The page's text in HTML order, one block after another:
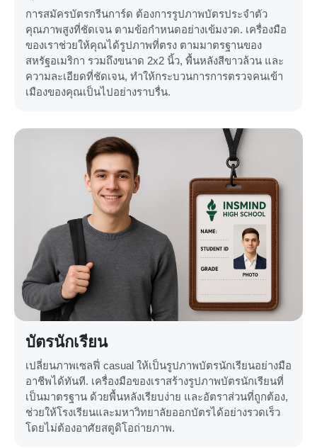
การสมัครบัตรกรีนการ์ด ต้องการรูปภาพบัตรประจำตัว
คุณภาพสูงที่ชัดเจน ตามข้อกำหนดอย่างเข้มงวด. เครื่องมือ
ของเราช่วยให้คุณได้รูปภาพที่ตรง ตามมาตรฐานของ
สหรัฐอเมริกา รวมถึงขนาด 2x2 นิ้ว, พื้นหลังสีขาวล้วน และ
ความละเอียดที่ชัดเจน, ทำให้กระบวนการการตรวจคนเข้า
เมืองของคุณเป็นไปอย่างราบรื่น.
บัตรนักเรียน
เปลี่ยนภาพเซลฟี่ casual ให้เป็นรูปภาพบัตรนักเรียนอย่างมือ
อาชีพได้ทันที. เครื่องมือของเราสร้างรูปภาพบัตรนักเรียนที่
เป็นมาตรฐาน ด้วยพื้นหลังเรียบง่าย และอัตราส่วนที่ถูกต้อง,
ช่วยให้โรงเรียนและมหาวิทยาลัยออกบัตรได้อย่างรวดเร็ว
โดยไม่ต้องอาศัยสตูดิโอถ่ายภาพ.